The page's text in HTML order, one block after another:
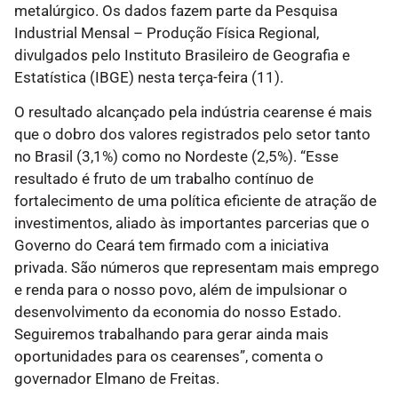
metalúrgico. Os dados fazem parte da Pesquisa
Industrial Mensal – Produção Física Regional,
divulgados pelo Instituto Brasileiro de Geografia e
Estatística (IBGE) nesta terça-feira (11).
O resultado alcançado pela indústria cearense é mais
que o dobro dos valores registrados pelo setor tanto
no Brasil (3,1%) como no Nordeste (2,5%). “Esse
resultado é fruto de um trabalho contínuo de
fortalecimento de uma política eficiente de atração de
investimentos, aliado às importantes parcerias que o
Governo do Ceará tem firmado com a iniciativa
privada. São números que representam mais emprego
e renda para o nosso povo, além de impulsionar o
desenvolvimento da economia do nosso Estado.
Seguiremos trabalhando para gerar ainda mais
oportunidades para os cearenses”, comenta o
governador Elmano de Freitas.